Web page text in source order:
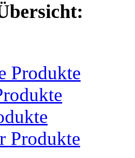
Produkte
Produkte